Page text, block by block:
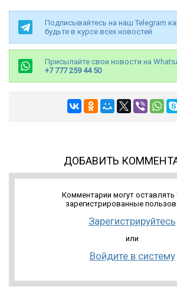
Подписывайтесь на наш Telegram
будьте в курсе всех новостей
Присылайте свои новости на
+7 777 259 44 50
ДОБАВИТЬ
Комментарии могут оставлять
зарегистрированные
Зарегистрируйтесь
или
Войдите в систему